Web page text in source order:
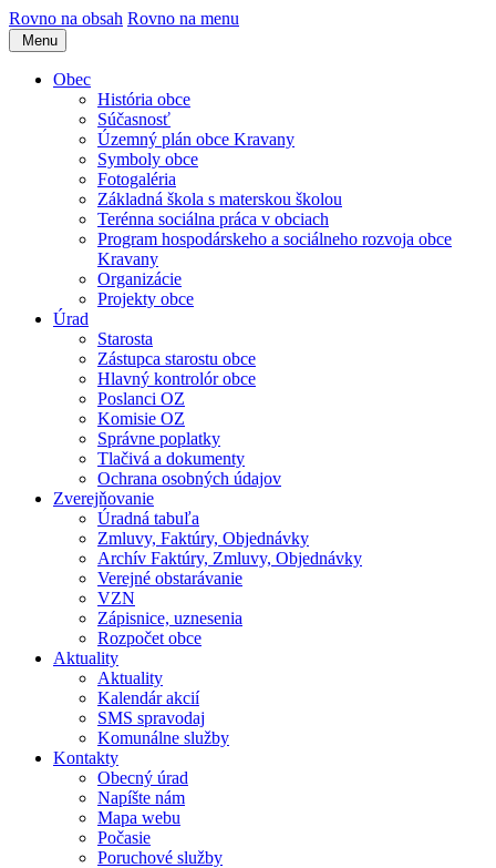
Rovno na obsah Rovno na menu
Menu
Obec
História obce
Súčasnosť
Územný plán obce Kravany
Symboly obce
Fotogaléria
Základná škola s materskou školou
Terénna sociálna práca v obciach
Program hospodárskeho a sociálneho rozvoja obce
Kravany
Organizácie
Projekty obce
Úrad
Starosta
Zástupca starostu obce
Hlavný kontrolór obce
Poslanci OZ
Komisie OZ
Správne poplatky
Tlačivá a dokumenty
Ochrana osobných údajov
Zverejňovanie
Úradná tabuľa
Zmluvy, Faktúry, Objednávky
Archív Faktúry, Zmluvy, Objednávky
Verejné obstarávanie
VZN
Zápisnice, uznesenia
Rozpočet obce
Aktuality
Aktuality
Kalendár akcií
SMS spravodaj
Komunálne služby
Kontakty
Obecný úrad
Napíšte nám
Mapa webu
Počasie
Poruchové služby